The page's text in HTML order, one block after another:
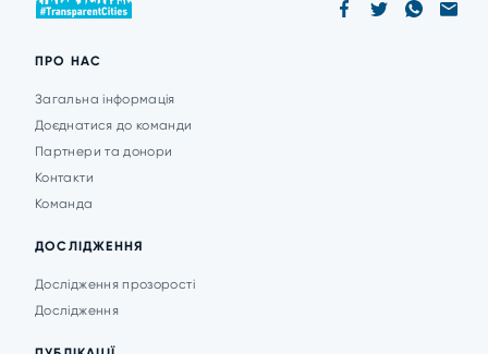
ПРО НАС
Загальна інформація
Доєднатися до команди
Партнери та донори
Контакти
Команда
ДОСЛІДЖЕННЯ
Дослідження прозорості
Дослідження